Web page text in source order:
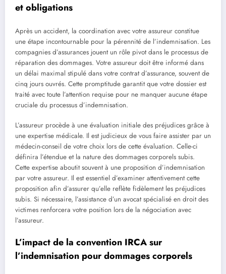
et obligations
Après un accident, la coordination avec votre assureur constitue
une étape incontournable pour la pérennité de l’indemnisation. Les
compagnies d’assurances jouent un rôle pivot dans le processus de
réparation des dommages. Votre assureur doit être informé dans
un délai maximal stipulé dans votre contrat d’assurance, souvent de
cinq jours ouvrés. Cette promptitude garantit que votre dossier est
traité avec toute l’attention requise pour ne manquer aucune étape
cruciale du processus d’indemnisation.
L’assureur procède à une évaluation initiale des préjudices grâce à
une expertise médicale. Il est judicieux de vous faire assister par un
médecin-conseil de votre choix lors de cette évaluation. Celle-ci
définira l’étendue et la nature des dommages corporels subis.
Cette expertise aboutit souvent à une proposition d’indemnisation
par votre assureur. Il est essentiel d’examiner attentivement cette
proposition afin d’assurer qu’elle reflète fidèlement les préjudices
subis. Si nécessaire, l’assistance d’un avocat spécialisé en droit des
victimes renforcera votre position lors de la négociation avec
l’assureur.
L’impact de la convention IRCA sur
l’indemnisation pour dommages corporels